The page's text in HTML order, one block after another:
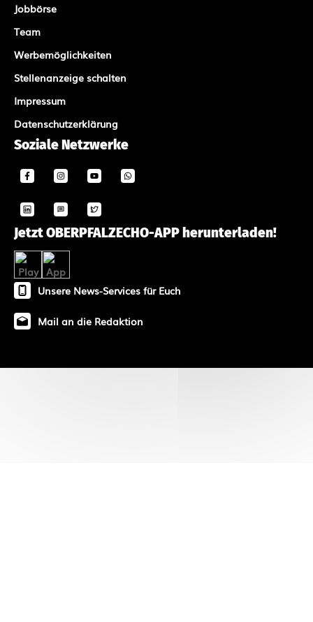
Jobbörse
Team
Werbemöglichkeiten
Stellenanzeige schalten
Impressum
Datenschutzerklärung
Soziale Netzwerke
Jetzt OBERPFALZECHO-APP herunterladen!
Unsere News-Services für Euch
Mail an die Redaktion